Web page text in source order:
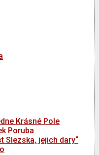
Krásné Pole
Poruba
Slezska, jejich dary“